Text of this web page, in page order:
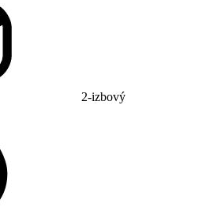
2-izbový